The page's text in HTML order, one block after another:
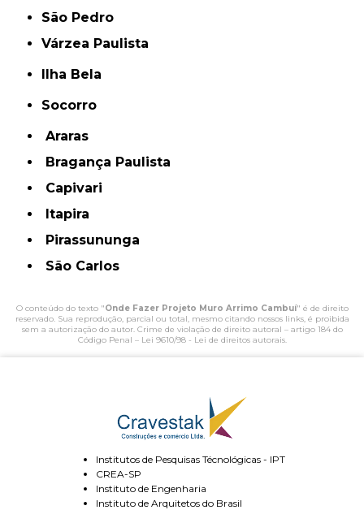
São Pedro
Várzea Paulista
Ilha Bela
Socorro
Araras
Bragança Paulista
Capivari
Itapira
Pirassununga
São Carlos
O conteúdo do texto "Onde Fazer Projeto Muro Arrimo Cambuí" é de direito
reservado. Sua reprodução, parcial ou total, mesmo citando nossos links, é proibida
sem a autorização do autor. Crime de violação de direito autoral – artigo 184 do
Código Penal – Lei 9610/98 - Lei de direitos autorais.
Institutos de Pesquisas Técnológicas - IPT
CREA-SP
Instituto de Engenharia
Instituto de Arquitetos do Brasil